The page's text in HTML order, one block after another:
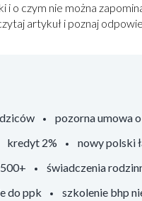
i o czym nie można
artykuł i poznaj
pozorna umowa
kredyt 2% nowy polski
świadczenia
do ppk szkolenie bhp